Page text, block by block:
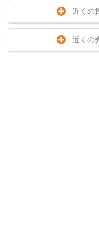
近くの
近くの